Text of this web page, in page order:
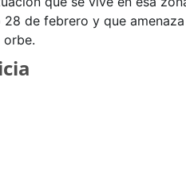
de febrero y que
orbe.